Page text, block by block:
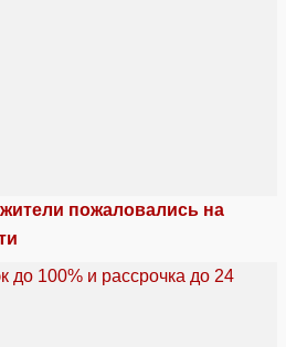
пожаловались на